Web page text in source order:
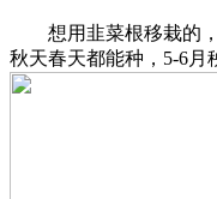
想用韭菜根移栽的，
秋天春天都能种，5-6月